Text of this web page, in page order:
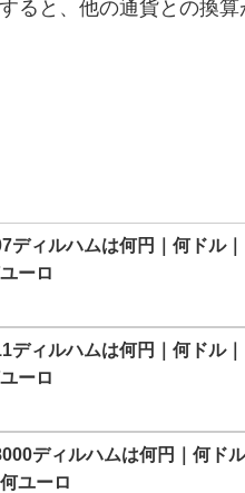
ると、他の通貨との換
ディルハムは何円｜何ドル｜
ーロ
ディルハムは何円｜何ドル｜
ーロ
ディルハムは何円｜何ドル
何ユーロ